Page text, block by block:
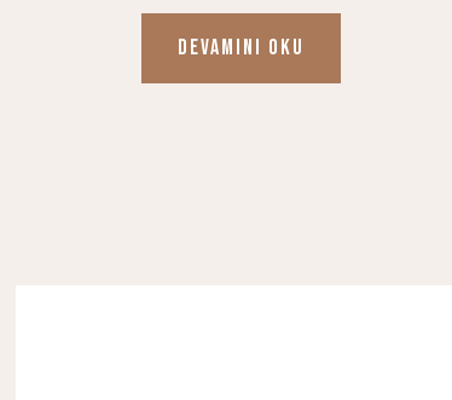
DEVAMINI OKU